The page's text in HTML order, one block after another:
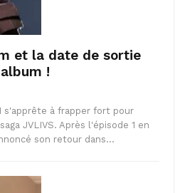
et la date de sortie
!
s'apprête à frapper fort pour
JVLIVS. Après l'épisode 1 en
son retour dans…